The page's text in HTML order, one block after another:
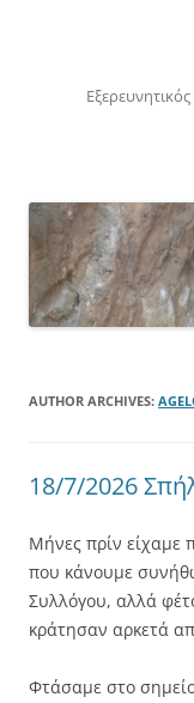
AUTHOR ARCHIVES:
18/7/2026
Μήνες πρίν είχαμε
που κάνουμε
Συλλόγου, αλλά
κράτησαν αρκετά
Φτάσαμε στο